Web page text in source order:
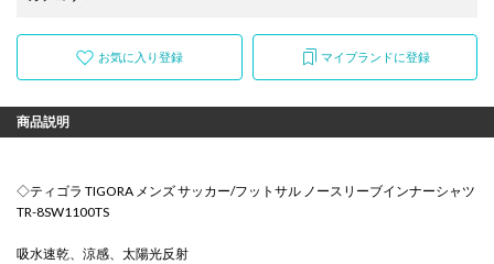
お気に入り登録 マイブランドに登録
商品説明
◇ティゴラ TIGORA メンズ サッカー/フットサル ノースリーブインナーシャツ
TR-8SW1100TS
吸水速乾、涼感、太陽光反射